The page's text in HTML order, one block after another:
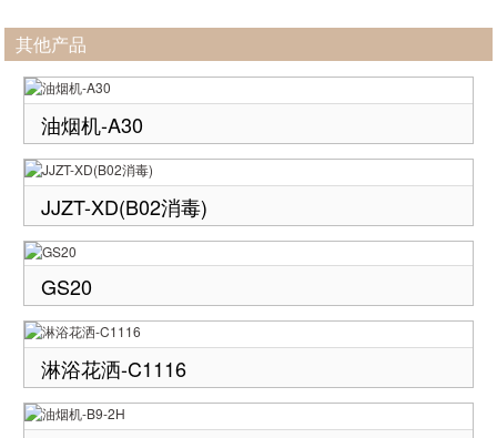
其他产品
油烟机-A30
JJZT-XD(B02消毒)
GS20
淋浴花洒-C1116